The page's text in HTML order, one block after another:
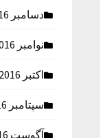
دسامبر 2016
نوامبر 2016
اکتبر 2016
سپتامبر 2016
آگوست 2016